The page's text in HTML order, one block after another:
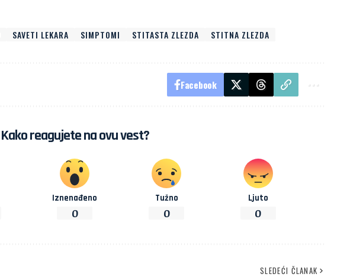
SAVETI LEKARA SIMPTOMI STITASTA ZLEZDA STITNA ZLEZDA
Facebook
Kako reagujete na ovu vest?
Iznenađeno
0
Tužno
0
Ljuto
0
SLEDEĆI ČLANAK